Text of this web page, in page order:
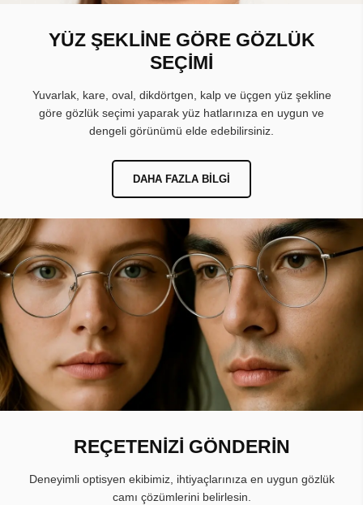
YÜZ ŞEKLİNE GÖRE GÖZLÜK
SEÇİMİ
Yuvarlak, kare, oval, dikdörtgen, kalp ve üçgen yüz şekline
göre gözlük seçimi yaparak yüz hatlarınıza en uygun ve
dengeli görünümü elde edebilirsiniz.
DAHA FAZLA BILGI
REÇETENİZİ GÖNDERİN
Deneyimli optisyen ekibimiz, ihtiyaçlarınıza en uygun gözlük
camı çözümlerini belirlesin.